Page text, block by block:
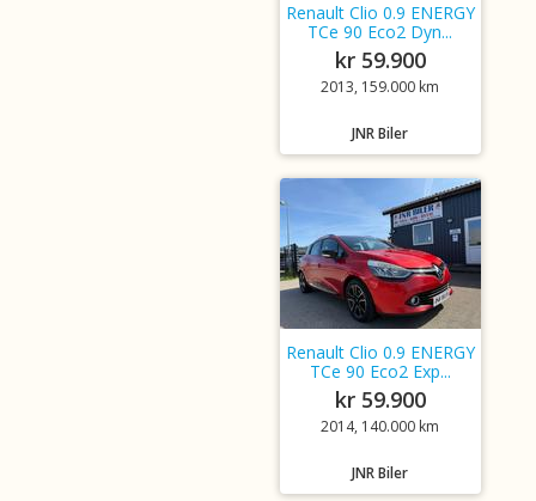
Renault Clio 0.9 ENERGY
TCe 90 Eco2 Dyn...
kr 59.900
2013, 159.000 km
JNR Biler
Renault Clio 0.9 ENERGY
TCe 90 Eco2 Exp...
kr 59.900
2014, 140.000 km
JNR Biler